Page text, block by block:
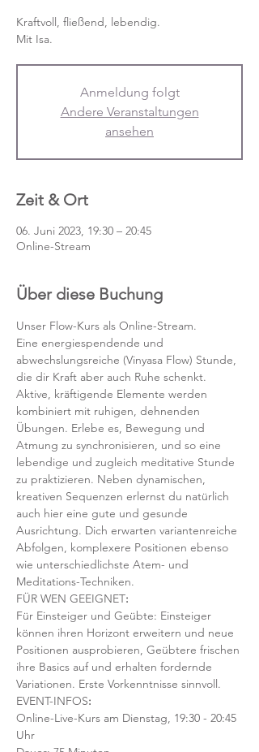
Kraftvoll, fließend, lebendig.
Mit Isa.
Anmeldung folgt
Andere Veranstaltungen
ansehen
Zeit & Ort
06. Juni 2023, 19:30 – 20:45
Online-Stream
Über diese Buchung
Unser Flow-Kurs als Online-Stream.
Eine energiespendende und
abwechslungsreiche (Vinyasa Flow) Stunde,
die dir Kraft aber auch Ruhe schenkt.
Aktive, kräftigende Elemente werden
kombiniert mit ruhigen, dehnenden
Übungen. Erlebe es, Bewegung und
Atmung zu synchronisieren, und so eine
lebendige und zugleich meditative Stunde
zu praktizieren. Neben dynamischen,
kreativen Sequenzen erlernst du natürlich
auch hier eine gute und gesunde
Ausrichtung. Dich erwarten variantenreiche
Abfolgen, komplexere Positionen ebenso
wie unterschiedlichste Atem- und
Meditations-Techniken.
FÜR WEN GEEIGNET:
Für Einsteiger und Geübte: Einsteiger
können ihren Horizont erweitern und neue
Positionen ausprobieren, Geübtere frischen
ihre Basics auf und erhalten fordernde
Variationen. Erste Vorkenntnisse sinnvoll.
EVENT-INFOS:
Online-Live-Kurs am Dienstag, 19:30 - 20:45
Uhr